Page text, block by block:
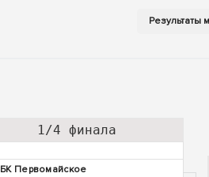
1/4 финала
БК Первомайское